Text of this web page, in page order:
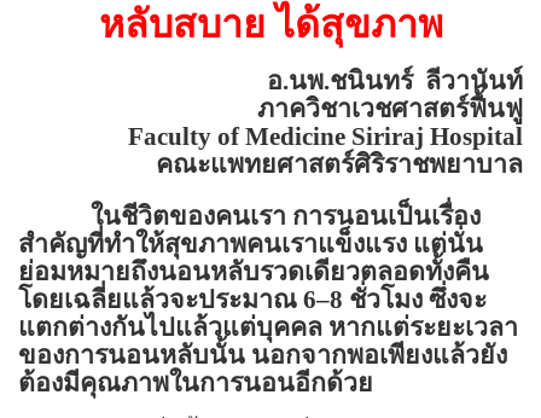
หลับสบาย ได้สุขภาพ
อ.นพ.ชนินทร์ ลีวานันท์
ภาควิชาเวชศาสตร์ฟื้นฟู
Faculty ofMedicine Siriraj Hospital
คณะแพทยศาสตร์ศิริราชพยาบาล
ในชีวิตของคนเรา การนอนเป็นเรื่อง
สำคัญที่ทำให้สุขภาพคนเราแข็งแรง แต่นั่น
ย่อมหมายถึงนอนหลับรวดเดียวตลอดทั้งคืน
โดยเฉลี่ยแล้วจะประมาณ 6–8 ชั่วโมง ซึ่งจะ
แตกต่างกันไปแล้วแต่บุคคล หากแต่ระยะเวลา
ของการนอนหลับนั้น นอกจากพอเพียงแล้วยัง
ต้องมีคุณภาพในการนอนอีกด้วย